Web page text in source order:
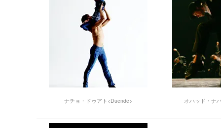
ナチョ・ドゥアト<Duende> オハッド・ナ